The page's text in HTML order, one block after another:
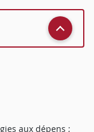
aux dépens ;